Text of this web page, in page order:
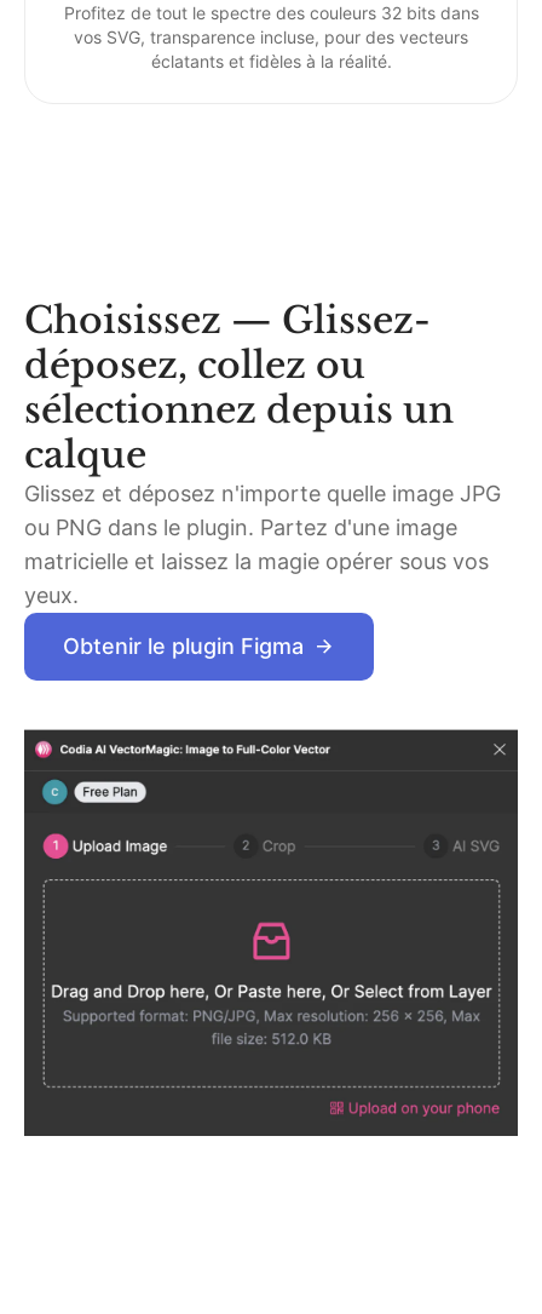
Profitez de tout le spectre des couleurs 32 bits dans
vos SVG, transparence incluse, pour des vecteurs
éclatants et fidèles à la réalité.
Choisissez — Glissez-
déposez, collez ou
sélectionnez depuis un
calque
Glissez et déposez n'importe quelle image JPG
ou PNG dans le plugin. Partez d'une image
matricielle et laissez la magie opérer sous vos
yeux.
Obtenir le plugin Figma